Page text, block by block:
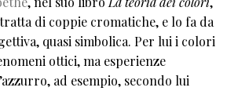
di coppie cromatiche, e lo fa da
quasi simbolica. Per lui i colori
ottici, ma esperienze
ad esempio, secondo lui